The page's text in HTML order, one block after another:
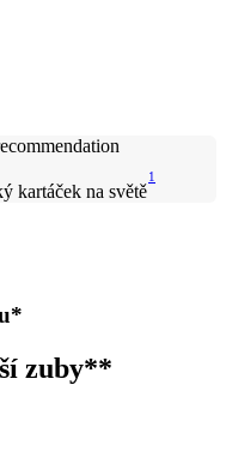
kartáček na světě
1
zuby**